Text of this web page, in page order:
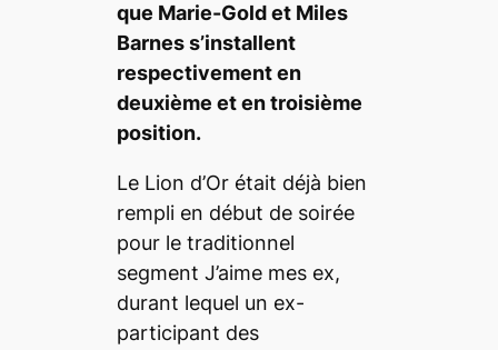
que Marie-Gold et Miles
Barnes s’installent
respectivement en
deuxième et en troisième
position.
Le Lion d’Or était déjà bien
rempli en début de soirée
pour le traditionnel
segment J’aime mes ex,
durant lequel un ex-
participant des